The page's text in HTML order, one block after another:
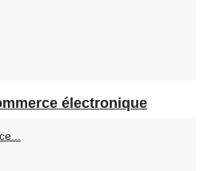
électronique